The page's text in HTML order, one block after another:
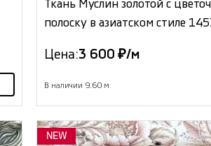
Ткань Муслин золотой с
полоску в азиатском стиле
Цена:3 600 ₽/м
В наличии 9.60 м
NEW